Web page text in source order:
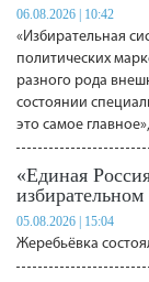
06.08.2026 | 10:42
«Избирательная
политических
разного рода
состоянии
это самое
«Единая
05.08.2026 | 15:04
Жеребьёвка